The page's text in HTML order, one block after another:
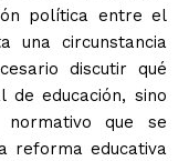
política entre el
una circunstancia
discutir qué
educación, sino
que se
reforma educativa